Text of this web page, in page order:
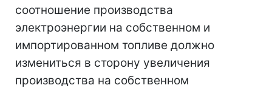
соотношение производства
электроэнергии на собственном и
импортированном топливе должно
измениться в сторону увеличения
производства на собственном